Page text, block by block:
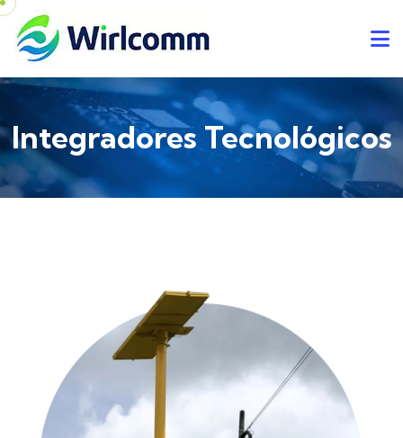
Integradores Tecnológicos